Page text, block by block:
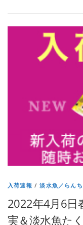
入荷速報 /淡水魚／らん
2022年4月6日
実＆淡水魚た